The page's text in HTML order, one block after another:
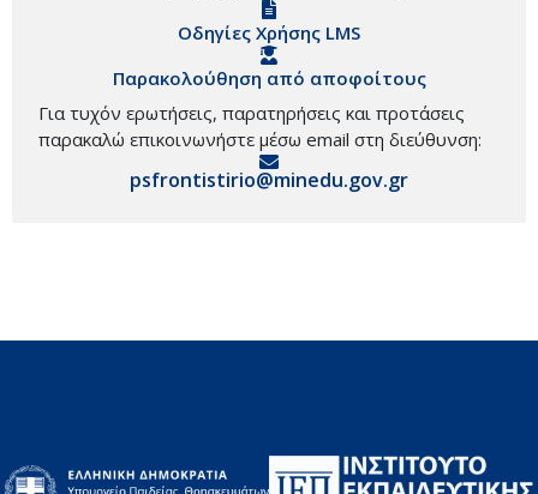
Οδηγίες Χρήσης LMS
Παρακολούθηση από αποφοίτους
Για τυχόν ερωτήσεις, παρατηρήσεις και προτάσεις
παρακαλώ επικοινωνήστε μέσω email στη διεύθυνση:
psfrontistirio@minedu.gov.gr